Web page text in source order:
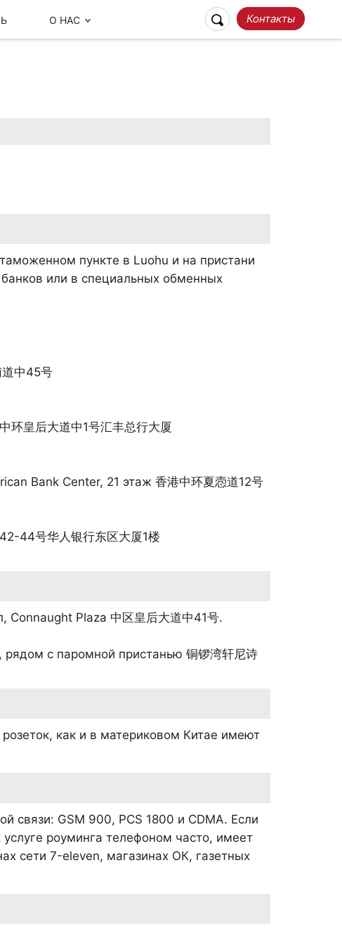
О НАС Контакты
пункте в Luohu и на пристани
или в специальных обменных
中45号
皇后大道中1号汇丰总行大厦
Bank Center, 21 этаж 香港中环夏悫道12号
44号华人银行东区大厦1楼
Connaught Plaza 中区皇后大道中41号.
рядом с паромной пристанью 铜锣湾轩尼诗
как и в материковом Китае имеют
связи: GSM 900, PCS 1800 и CDMA. Если
роуминга телефоном часто, имеет
сети 7-eleven, магазинах ОК, газетных